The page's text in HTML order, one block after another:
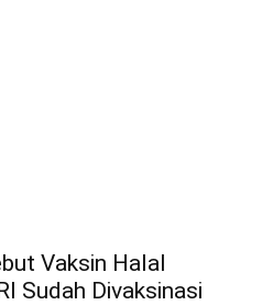
Vaksin Halal
Sudah Divaksinasi